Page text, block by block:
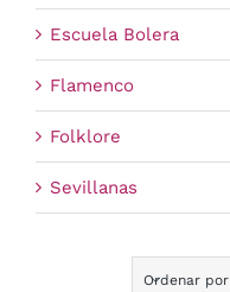
Escuela Bolera
Flamenco
Folklore
Sevillanas
Ordenar por